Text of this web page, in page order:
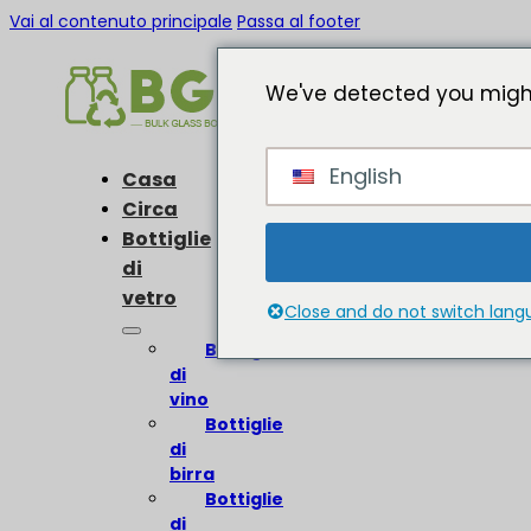
Vai al contenuto principale Passa al footer
Casa
Circa
Bottiglie
di
vetro
Bottiglie
di
vino
Bottiglie
di
birra
Bottiglie
di
We've detected you
English
Close and do not switch